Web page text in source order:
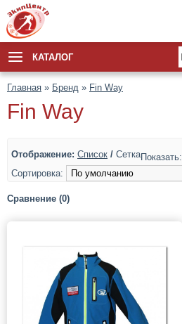
КАТАЛОГ
Главная » Бренд » Fin Way
Fin Way
Отображение: Список / СеткаПоказать:
Сортировка:
Сравнение (0)